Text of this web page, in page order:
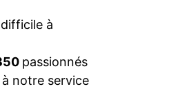
à
passionnés
notre service